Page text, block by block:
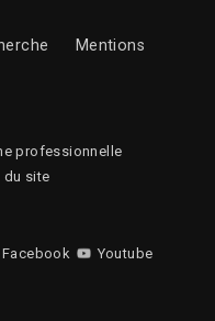
Mentions
professionnelle
du site
Facebook Youtube